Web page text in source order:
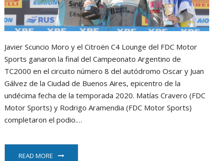
Javier Scuncio Moro y el Citroën C4 Lounge del FDC Motor
Sports ganaron la final del Campeonato Argentino de
TC2000 en el circuito número 8 del autódromo Oscar y Juan
Gálvez de la Ciudad de Buenos Aires, epicentro de la
undécima fecha de la temporada 2020. Matías Cravero (FDC
Motor Sports) y Rodrigo Aramendia (FDC Motor Sports)
completaron el podio.…
READ MORE